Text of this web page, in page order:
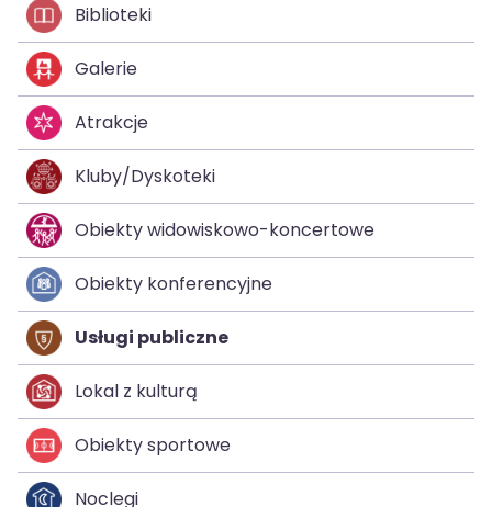
Biblioteki
Galerie
Atrakcje
Kluby/Dyskoteki
Obiekty widowiskowo-koncertowe
Obiekty konferencyjne
Usługi publiczne
Lokal z kulturą
Obiekty sportowe
Noclegi